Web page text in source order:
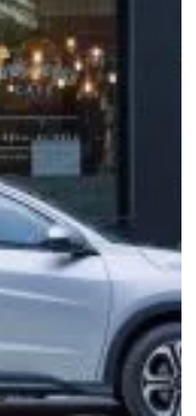
ได้ออกแบบ
พื้นที่ชั้นแรกจึง
ระทานอาหารยาว
ดอร์ข้างบ้าน สร้าง
วนเขียวขจีช่วยให้
มเป็นส่วนตัวได้ดี
ะลมธรรมชาติมาก
ที่ความร้อนเข้ามา
น การวางผังของ
มารถระบายอากาศ
าวขนานไปกับตัว